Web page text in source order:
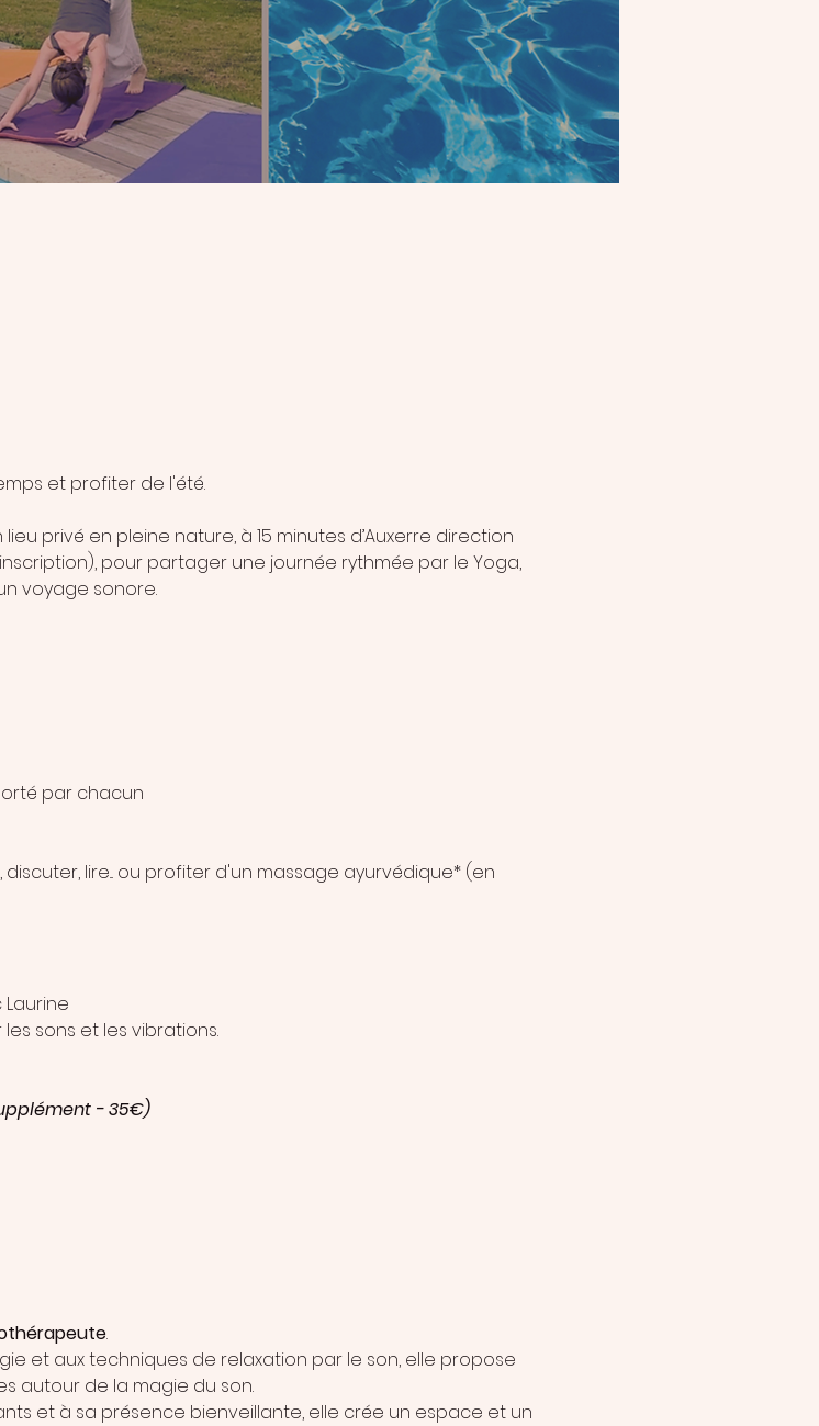
et profiter de l'été.
privé en pleine nature, à 15 minutes d’Auxerre direction
pour partager une journée rythmée par le Yoga,
voyage sonore.
par chacun
lire... ou profiter d'un massage ayurvédique* (en
sons et les vibrations.
- 35€)
.
et aux techniques de relaxation par le son, elle propose
autour de la magie du son.
et à sa présence bienveillante, elle crée un espace et un